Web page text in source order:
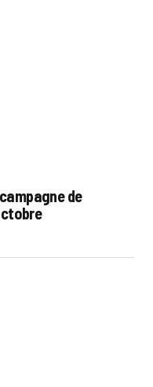
de